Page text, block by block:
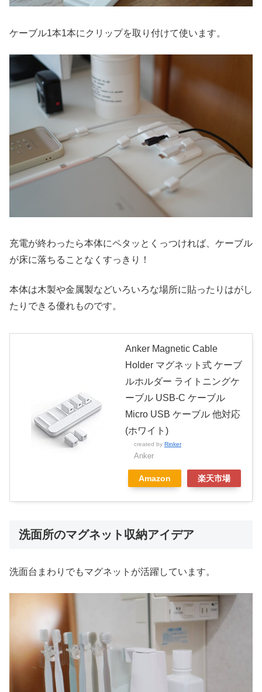
ケーブル1本1本にクリップを取り付けて使います。
充電が終わったら本体にペタッとくっつければ、ケーブル
が床に落ちることなくすっきり！
本体は木製や金属製などいろいろな場所に貼ったりはがし
たりできる優れものです。
Anker Magnetic Cable
Holder マグネット式 ケーブ
ルホルダー ライトニングケ
ーブル USB-C ケーブル
Micro USB ケーブル 他対応
(ホワイト)
created by Rinker
Anker
Amazon 楽天市場
洗面所のマグネット収納アイデア
洗面台まわりでもマグネットが活躍しています。